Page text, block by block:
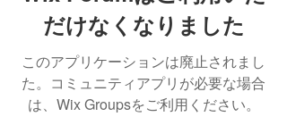
だけなくなりました
このアプリケーションは廃止されまし
た。コミュニティアプリが必要な場合
は、Wix Groupsをご利用ください。